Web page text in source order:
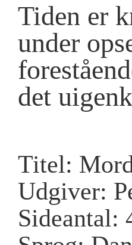
Tiden er
under
det
Titel:
Udgiver:
Sideantal: